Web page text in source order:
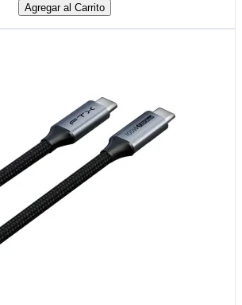
Agregar al Carrito